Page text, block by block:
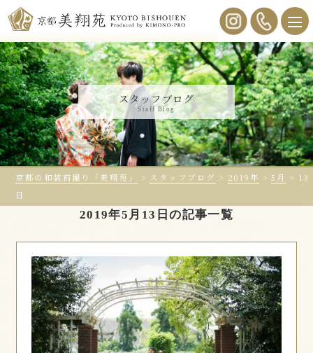
スタッフブログ
Staff Blog
京都の和装前撮り「美翔苑」 > スタッフブログ > 2019年 >5月 > 13
日
2019年5月13日の記事一覧